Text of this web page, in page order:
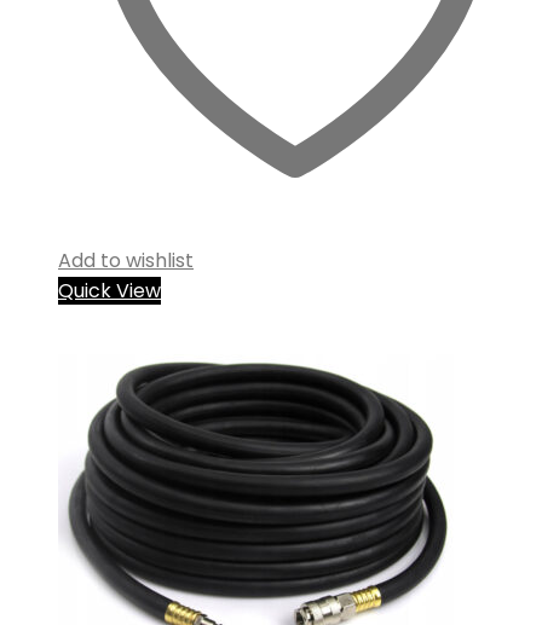
Add to wishlist
Quick View